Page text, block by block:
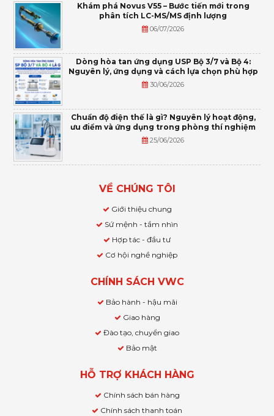
Khám phá Novus V55 – Bước tiến mới trong
phân tích LC-MS/MS định lượng
06/07/2026
Dòng hòa tan ứng dụng USP Bộ 3/7 và Bộ 4:
Nguyên lý, ứng dụng và cách lựa chọn phù hợp
30/06/2026
Chuẩn độ điện thế là gì? Nguyên lý hoạt động,
ưu điểm và ứng dụng trong phòng thí nghiệm
25/06/2026
VỀ CHÚNG TÔI
Giới thiệu chung
Sứ mệnh - tầm nhìn
Hợp tác - đầu tư
Cơ hội nghề nghiệp
CHÍNH SÁCH VWC
Bảo hành - hậu mãi
Giao hàng
Đào tạo, chuyển giao
Bảo mật
HỖ TRỢ KHÁCH HÀNG
Chính sách bán hàng
Chính sách thanh toán